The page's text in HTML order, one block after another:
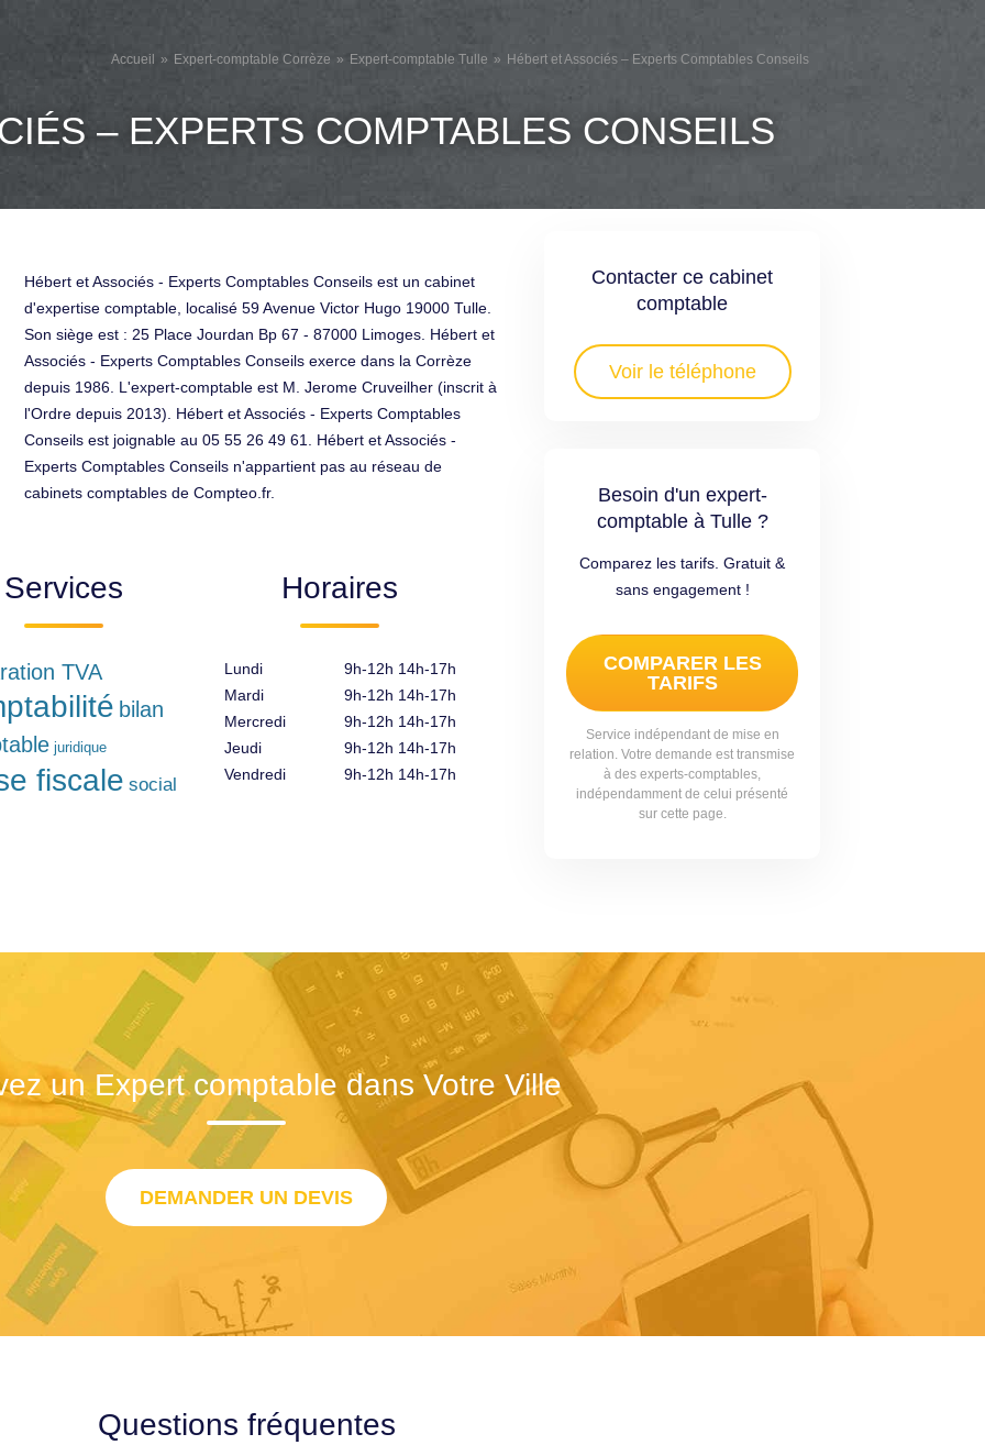
Accueil Expert-comptable Corrèze Expert-comptable Tulle Hébert et Associés – Experts Comptables Conseils
– EXPERTS COMPTABLES CONSEILS
Contacter ce cabinet
comptable
Voir le téléphone
Besoin d'un expert-
comptable à Tulle ?
Comparez les tarifs. Gratuit &
sans engagement !
COMPARER LES
TARIFS
Service indépendant de mise en
relation. Votre demande est transmise
à des experts-comptables,
indépendamment de celui présenté
sur cette page.
Hébert et Associés - Experts Comptables Conseils est un cabinet
d'expertise comptable, localisé 59 Avenue Victor Hugo 19000 Tulle.
Son siège est : 25 Place Jourdan Bp 67 - 87000 Limoges. Hébert et
Associés - Experts Comptables Conseils exerce dans la Corrèze
depuis 1986. L'expert-comptable est M. Jerome Cruveilher (inscrit à
l'Ordre depuis 2013). Hébert et Associés - Experts Comptables
Conseils est joignable au 05 55 26 49 61. Hébert et Associés -
Experts Comptables Conseils n'appartient pas au réseau de
cabinets comptables de Compteo.fr.
Services
TVA
bilan
juridique
fiscale social
Horaires
Lundi
Mardi
Mercredi
Jeudi
Vendredi
9h-12h 14h-17h
9h-12h 14h-17h
9h-12h 14h-17h
9h-12h 14h-17h
9h-12h 14h-17h
un Expert comptable dans Votre Ville
DEMANDER UN DEVIS
Questions fréquentes